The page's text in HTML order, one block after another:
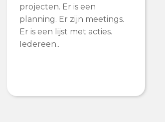
projecten. Er is een
planning. Er zijn meetings.
Er is een lijst met acties.
Iedereen..